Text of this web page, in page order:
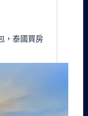
，泰國買房